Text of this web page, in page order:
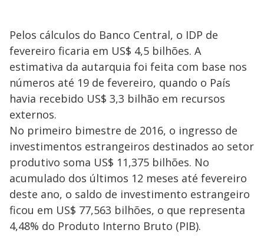
Pelos cálculos do Banco Central, o IDP de
fevereiro ficaria em US$ 4,5 bilhões. A
estimativa da autarquia foi feita com base nos
números até 19 de fevereiro, quando o País
havia recebido US$ 3,3 bilhão em recursos
externos.
No primeiro bimestre de 2016, o ingresso de
investimentos estrangeiros destinados ao setor
produtivo soma US$ 11,375 bilhões. No
acumulado dos últimos 12 meses até fevereiro
deste ano, o saldo de investimento estrangeiro
ficou em US$ 77,563 bilhões, o que representa
4,48% do Produto Interno Bruto (PIB).